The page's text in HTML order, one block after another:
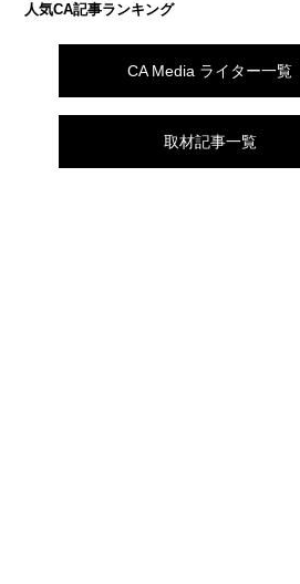
人気CA記事ランキング
CA Media ライター一覧
取材記事一覧